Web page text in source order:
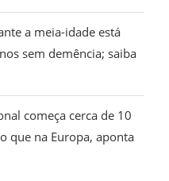
a meia-idade está
sem demência; saiba
começa cerca de 10
que na Europa, aponta